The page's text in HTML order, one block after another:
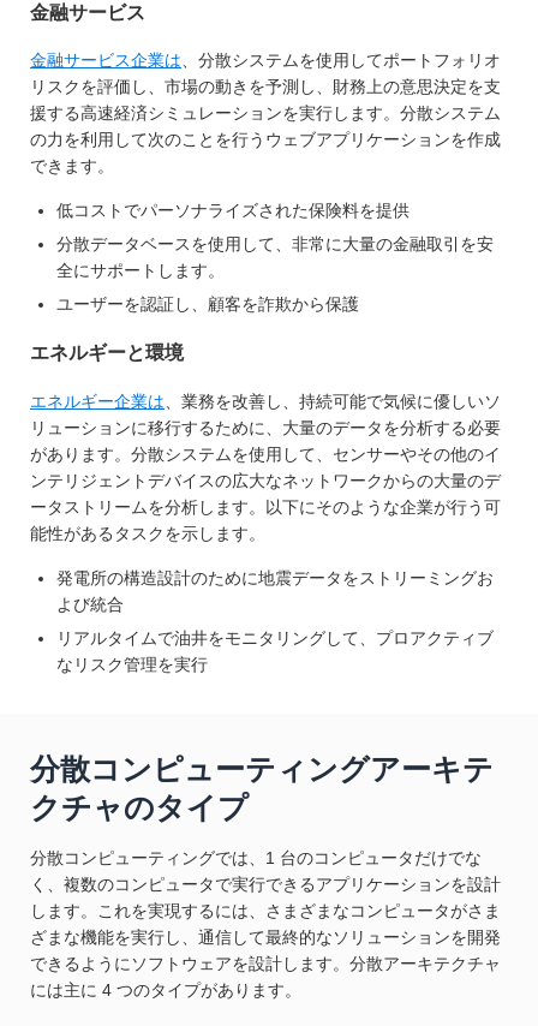
金融サービス
金融サービス企業は 、分散システムを使用してポートフォリオ
リスクを評価し、市場の動きを予測し、財務上の意思決定を支
援する高速経済シミュレーションを実行します。分散システム
の力を利用して次のことを行うウェブアプリケーションを作成
できます。
低コストでパーソナライズされた保険料を提供
分散データベースを使用して、非常に大量の金融取引を安
全にサポートします。
ユーザーを認証し、顧客を詐欺から保護
エネルギーと環境
エネルギー企業は 、業務を改善し、持続可能で気候に優しいソ
リューションに移行するために、大量のデータを分析する必要
があります。分散システムを使用して、センサーやその他のイ
ンテリジェントデバイスの広大なネットワークからの大量のデ
ータストリームを分析します。以下にそのような企業が行う可
能性があるタスクを示します。
発電所の構造設計のために地震データをストリーミングお
よび統合
リアルタイムで油井をモニタリングして、プロアクティブ
なリスク管理を実行
分散コンピューティングアーキテ
クチャのタイプ
分散コンピューティングでは、1 台のコンピュータだけでな
く、複数のコンピュータで実行できるアプリケーションを設計
します。これを実現するには、さまざまなコンピュータがさま
ざまな機能を実行し、通信して最終的なソリューションを開発
できるようにソフトウェアを設計します。分散アーキテクチャ
には主に 4 つのタイプがあります。